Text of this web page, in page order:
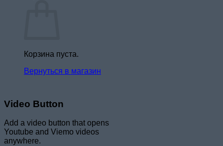
Корзина пуста.
Вернуться в магазин
Video Button
Add a video button that opens
Youtube and Viemo videos
anywhere.